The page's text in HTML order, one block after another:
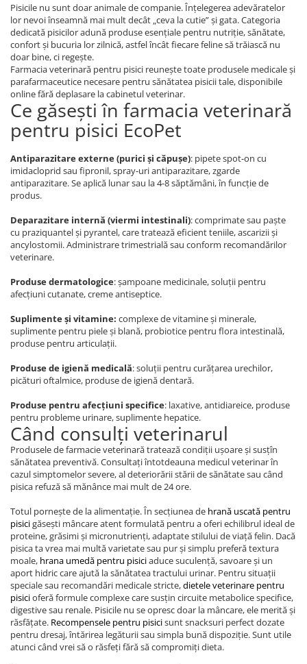
Pisicile nu sunt doar animale de companie. Înțelegerea adevăratelor
lor nevoi înseamnă mai mult decât „ceva la cutie” și gata. Categoria
dedicată pisicilor adună produse esențiale pentru nutriție, sănătate,
confort și bucuria lor zilnică, astfel încât fiecare feline să trăiască nu
doar bine, ci regește.
Farmacia veterinară pentru pisici reunește toate produsele medicale și
parafarmaceutice necesare pentru sănătatea pisicii tale, disponibile
online fără deplasare la cabinetul veterinar.
Ce găsești în farmacia veterinară
pentru pisici EcoPet
Antiparazitare externe (purici și căpușe): pipete spot-on cu
imidacloprid sau fipronil, spray-uri antiparazitare, zgarde
antiparazitare. Se aplică lunar sau la 4-8 săptămâni, în funcție de
produs.
Deparazitare internă (viermi intestinali): comprimate sau paște
cu praziquantel și pyrantel, care tratează eficient teniile, ascarizii și
ancylostomii. Administrare trimestrială sau conform recomandărilor
veterinare.
Produse dermatologice: șampoane medicinale, soluții pentru
afecțiuni cutanate, creme antiseptice.
Suplimente și vitamine: complexe de vitamine și minerale,
suplimente pentru piele și blană, probiotice pentru flora intestinală,
produse pentru articulații.
Produse de igienă medicală: soluții pentru curățarea urechilor,
picături oftalmice, produse de igienă dentară.
Produse pentru afecțiuni specifice: laxative, antidiareice, produse
pentru probleme urinare, suplimente hepatice.
Când consulți veterinarul
Produsele de farmacie veterinară tratează condiții ușoare și susțîn
sănătatea preventivă. Consultați întotdeauna medicul veterinar în
cazul simptomelor severe, al deteriorării stării de sănătate sau când
pisica refuză să mănânce mai mult de 24 ore.
Totul pornește de la alimentație. În secțiunea de hrană uscată pentru
pisicigăsești mâncare atent formulată pentru a oferi echilibrul ideal de
proteine, grăsimi și micronutrienți, adaptate stilului de viață felin. Dacă
pisica ta vrea mai multă varietate sau pur și simplu preferă textura
moale, hrana umedă pentru pisiciaduce suculență, savoare și un
aport hidric care ajută la sănătatea tractului urinar. Pentru situații
speciale sau recomandări medicale stricte,dietele veterinare pentru
pisicioferă formule complexe care susțin circuite metabolice specifice,
digestive sau renale. Pisicile nu se opresc doar la mâncare, ele merită și
răsfățate. Recompensele pentru pisicisunt snacksuri perfect dozate
pentru dresaj, întărirea legăturii sau simpla bună dispoziție. Sunt utile
atunci când vrei să o răsfeți fără să compromiți dieta.